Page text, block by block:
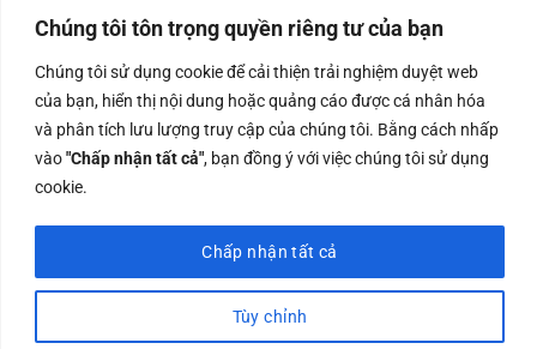
Chúng tôi tôn trọng quyền riêng tư của bạn
Chúng tôi sử dụng cookie để cải thiện trải nghiệm duyệt web
của bạn, hiển thị nội dung hoặc quảng cáo được cá nhân hóa
và phân tích lưu lượng truy cập của chúng tôi. Bằng cách nhấp
vào"Chấp nhận tất cả", bạn đồng ý với việc chúng tôi sử dụng
cookie.
Tùy chỉnh
Chấp nhận tất cả
Công ty TNHH Nam Bình Xương - Số ĐKKD: 0108783483
cấp ngày 14/06/2019 bởi Sở Kế Hoạch và Đầu Tư Tp. Hà
Nội
Copyrights @2023 Nam Binh Xuong. All Rights Reserved